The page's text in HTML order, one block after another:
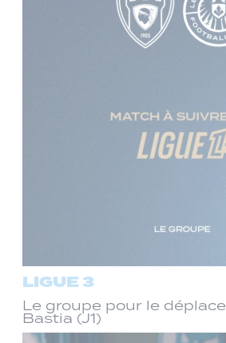
LIGUE 3
Le groupe pour le
Bastia (J1)